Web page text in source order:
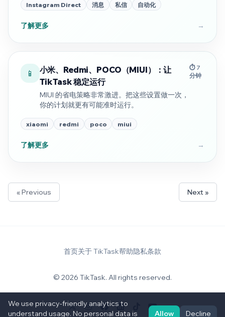
间。
Instagram Direct 消息 私信 自动化
了解更多 →
📱
小米、Redmi、POCO（MIUI）：让
TikTask 稳定运行
MIUI 的省电策略非常激进。把这些设置做一次，
你的计划就更有可能准时运行。
⏱️ 7
分钟
xiaomi redmi poco miui
了解更多 →
« Previous Next »
首页关于 TikTask帮助隐私条款
© 2026 TikTask. All rights reserved.
We use privacy-friendly analytics to
understand usage. No personal data is
Allow Decline